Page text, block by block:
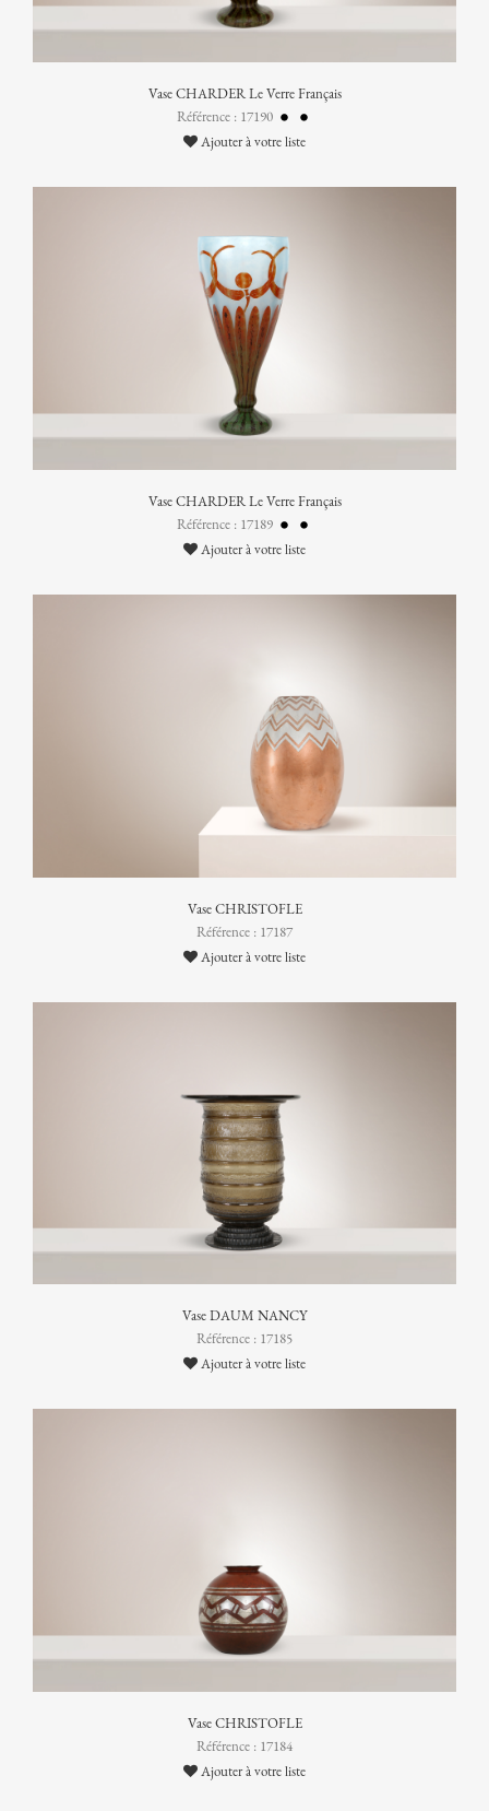
Vase CHARDER Le Verre Français
Référence : 17190
Ajouter à votre liste
Vase CHARDER Le Verre Français
Référence : 17189
Ajouter à votre liste
Vase CHRISTOFLE
Référence : 17187
Ajouter à votre liste
Vase DAUM NANCY
Référence : 17185
Ajouter à votre liste
Vase CHRISTOFLE
Référence : 17184
Ajouter à votre liste